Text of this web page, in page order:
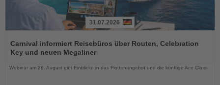
Sie
die
Nachrichten
31.07.2026
Carnival informiert Reisebüros über Routen, Celebration
Key und neuen Megaliner
Webinar am 26. August gibt Einblicke in das Flottenangebot und die künftige Ace Class